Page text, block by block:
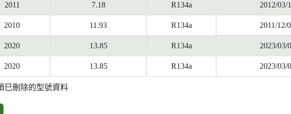
2011 7.18 R134a 2012/03/
2010 11.93 R134a 2011/12/
2020 13.85 R134a 2023/03/
2020 13.85 R134a 2023/03/
巳刪除的型號資料